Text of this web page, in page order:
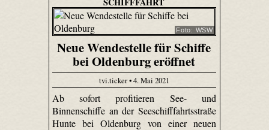
Foto: WSW
Neue Wendestelle für Schiffe
bei Oldenburg eröffnet
tvi.ticker • 4. Mai 2021
Ab sofort profitieren See- und
Binnenschiffe an der Seeschifffahrtsstraße
Hunte bei Oldenburg von einer neuen